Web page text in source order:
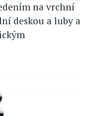
na vrchní
deskou a luby a